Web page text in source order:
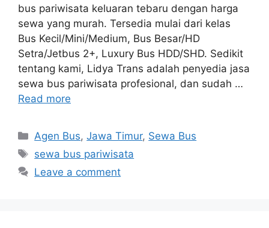
bus pariwisata keluaran tebaru dengan harga
sewa yang murah. Tersedia mulai dari kelas
Bus Kecil/Mini/Medium, Bus Besar/HD
Setra/Jetbus 2+, Luxury Bus HDD/SHD. Sedikit
tentang kami, Lidya Trans adalah penyedia jasa
sewa bus pariwisata profesional, dan sudah …
Read more
Categories
Agen Bus,Jawa Timur, Sewa Bus
Tags
sewa bus pariwisata
Leave a comment